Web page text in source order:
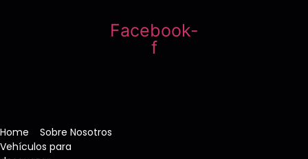
Facebook-
f
Home
Sobre Nosotros
Vehículos para